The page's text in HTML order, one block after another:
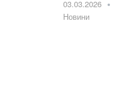
03.03.2026
Новини